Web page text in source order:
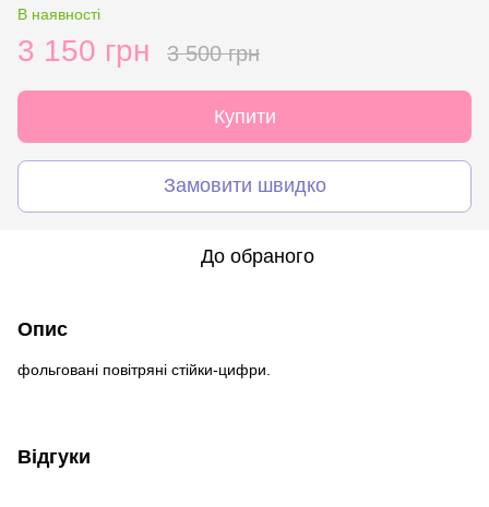
В наявності
3 150 грн 3 500 грн
Купити
Замовити швидко
До обраного
Опис
фольговані повітряні стійки-цифри.
Відгуки